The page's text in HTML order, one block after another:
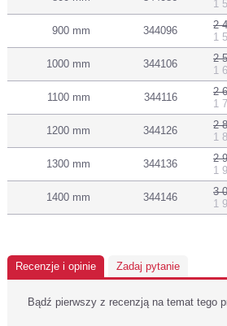
1
900 mm 344096
2
1
1000 mm 344106
2
1
1100 mm 344116
2
1
1200 mm 344126
2
1
1300 mm 344136
2
1
1400 mm 344146
3
1
Recenzje i opinie Zadaj pytanie
Bądź pierwszy z recenzją na temat tego